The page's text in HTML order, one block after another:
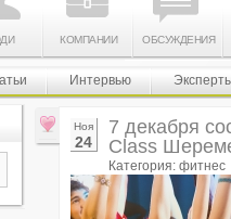
КОМПАНИИ ОБСУЖДЕНИЯ
Интервью
Ноя
24
7 декабря
Class
Категория: фитнес